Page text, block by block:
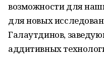
возможности для
для новых
Галаутдинов,
аддитивных